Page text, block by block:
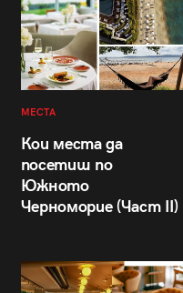
МЕСТА
Кои места да
посетиш по
Южното
Черноморие (Част II)